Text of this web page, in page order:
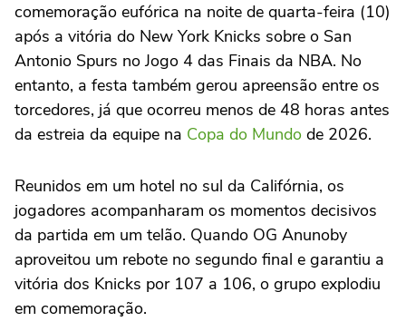
comemoração eufórica na noite de quarta-feira (10)
após a vitória do New York Knicks sobre o San
Antonio Spurs no Jogo 4 das Finais da NBA. No
entanto, a festa também gerou apreensão entre os
torcedores, já que ocorreu menos de 48 horas antes
da estreia da equipe na Copa do Mundo de 2026.
Reunidos em um hotel no sul da Califórnia, os
jogadores acompanharam os momentos decisivos
da partida em um telão. Quando OG Anunoby
aproveitou um rebote no segundo final e garantiu a
vitória dos Knicks por 107 a 106, o grupo explodiu
em comemoração.